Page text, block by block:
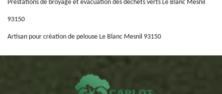
Prestations de broyage et évacuation des déchets verts Le Blanc Mesnil
93150
Artisan pour création de pelouse Le Blanc Mesnil 93150